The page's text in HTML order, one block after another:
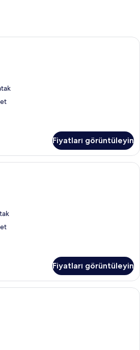
Double Twin Room | Kaliteli yatak
Fiyatları görüntüleyin
Standard Oda | Kaliteli yatak takımı,
Fiyatları görüntüleyin
Deluxe 2PC Room | Kaliteli yatak